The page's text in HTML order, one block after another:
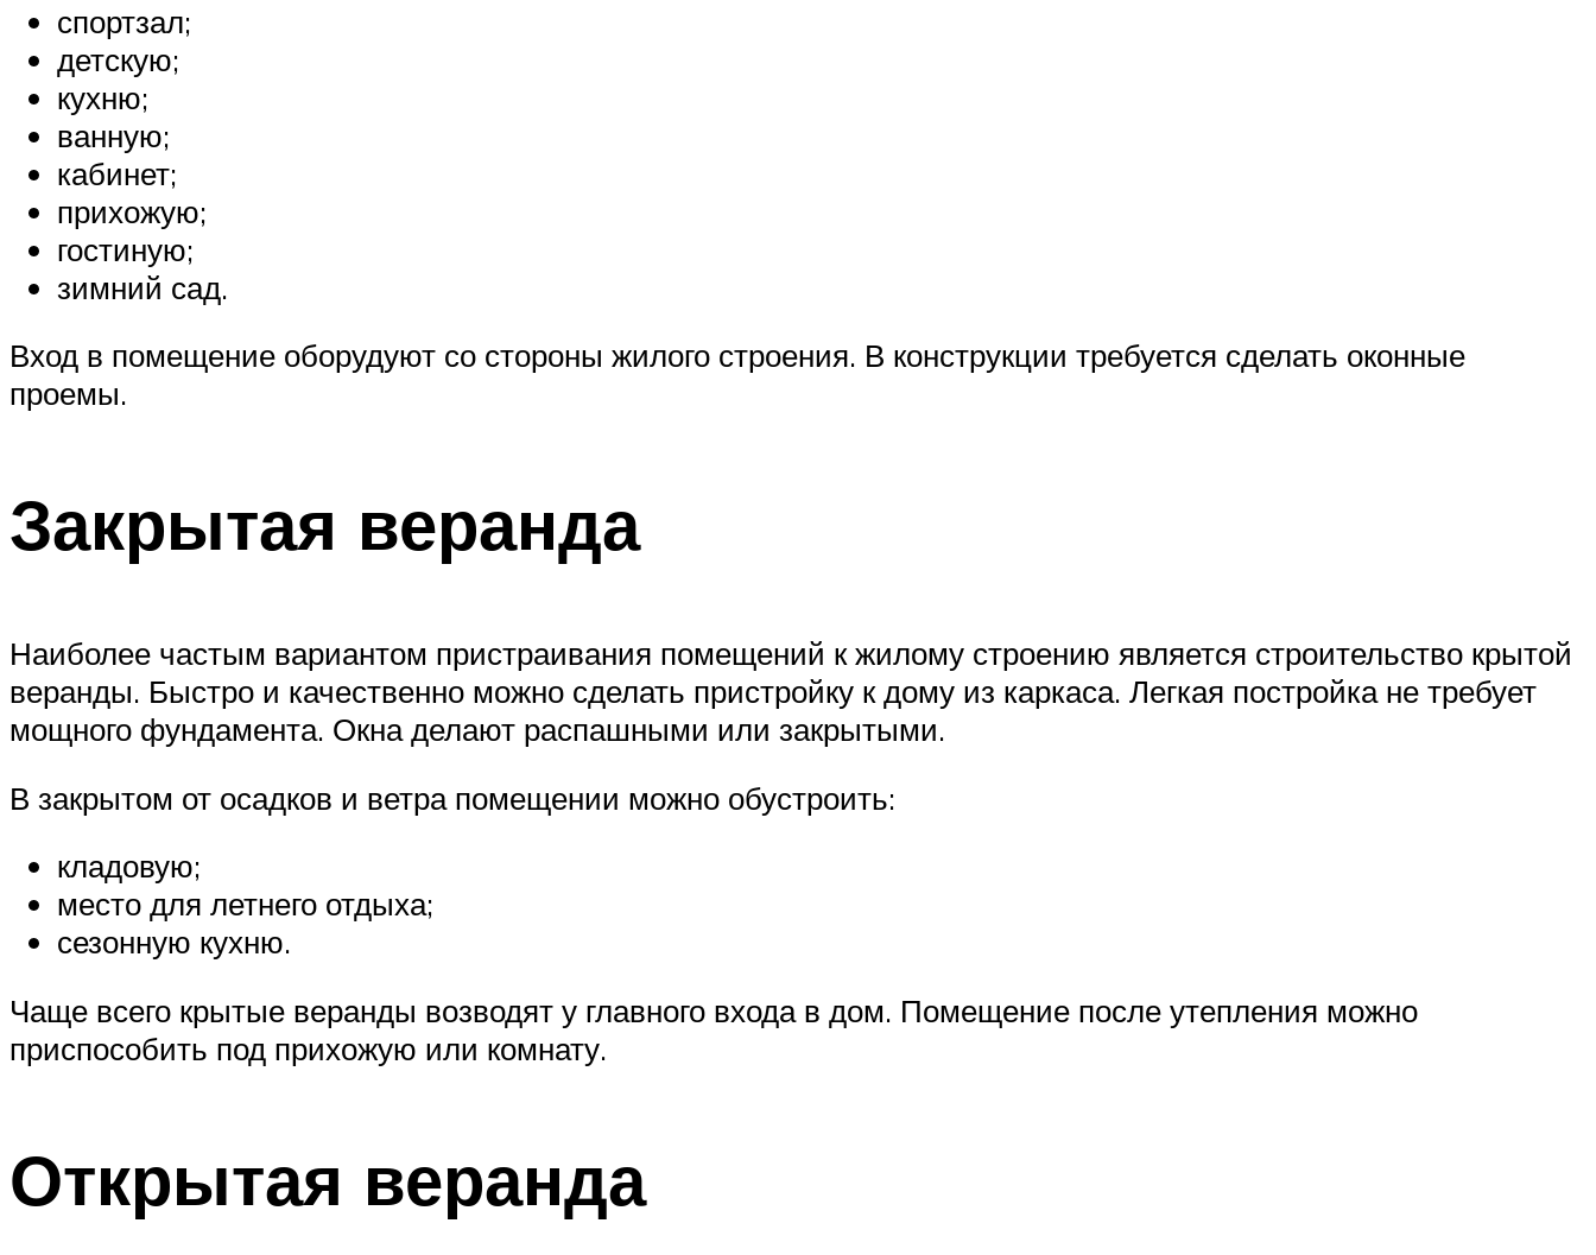
спортзал;
детскую;
кухню;
ванную;
кабинет;
прихожую;
гостиную;
зимний сад.
Вход в помещение оборудуют со стороны жилого строения. В конструкции требуется сделать оконные
проемы.
Закрытая веранда
Наиболее частым вариантом пристраивания помещений к жилому строению является строительство крытой
веранды. Быстро и качественно можно сделать пристройку к дому из каркаса. Легкая постройка не требует
мощного фундамента. Окна делают распашными или закрытыми.
В закрытом от осадков и ветра помещении можно обустроить:
кладовую;
место для летнего отдыха;
сезонную кухню.
Чаще всего крытые веранды возводят у главного входа в дом. Помещение после утепления можно
приспособить под прихожую или комнату.
Открытая веранда